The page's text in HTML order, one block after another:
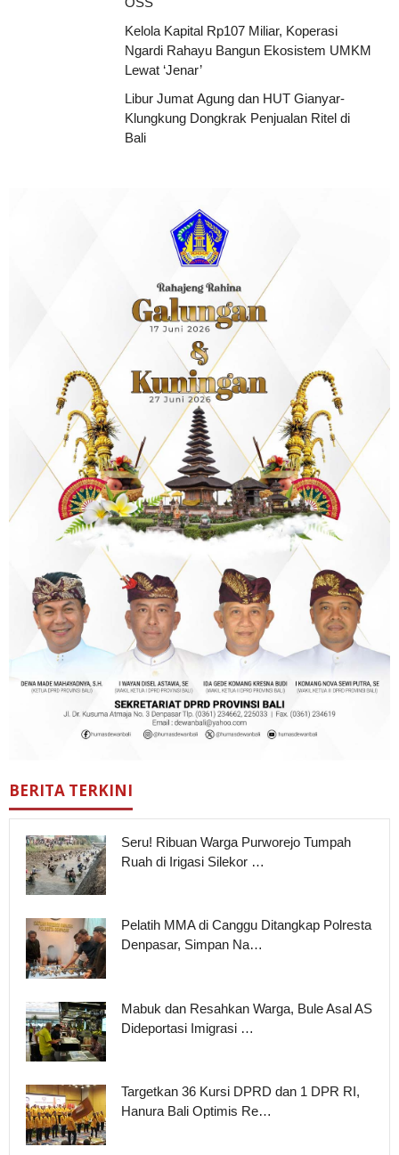
Kelola Kapital Rp107 Miliar, Koperasi
Ngardi Rahayu Bangun Ekosistem UMKM
Lewat ‘Jenar’
Libur Jumat Agung dan HUT Gianyar-
Klungkung Dongkrak Penjualan Ritel di
Bali
BERITA TERKINI
Seru! Ribuan Warga Purworejo Tumpah
Ruah di Irigasi Silekor …
Pelatih MMA di Canggu Ditangkap Polresta
Denpasar, Simpan Na…
Mabuk dan Resahkan Warga, Bule Asal AS
Dideportasi Imigrasi …
Targetkan 36 Kursi DPRD dan 1 DPR RI,
Hanura Bali Optimis Re…